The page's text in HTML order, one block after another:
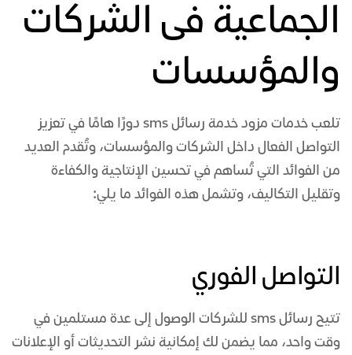
الجماعية فى الشركات
والمؤسسات
تلعب خدمات مزود خدمة رسائل sms
دورًا هامًا في تعزيز
التواصل الفعال داخل الشركات والمؤسسات، وتُقدم العديد
من الفوائد التي تُساهم في تحسين الإنتاجية والكفاءة
وتقليل التكاليف، وتشمل هذه الفوائد ما يلي:
التواصل الفوري
تتيح رسائل sms للشركات
الوصول إلى عدة مستلمين في
وقت واحد، مما يضمن لك إمكانية نشر التحديثات أو الإعلانات